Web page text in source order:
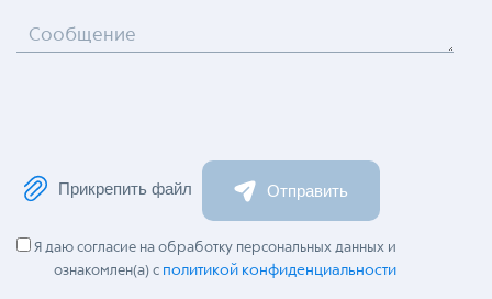
Сообщение
Прикрепить файл Отправить
Я даю согласие на обработку персональных данных и
ознакомлен(а) с политикой конфиденциальности